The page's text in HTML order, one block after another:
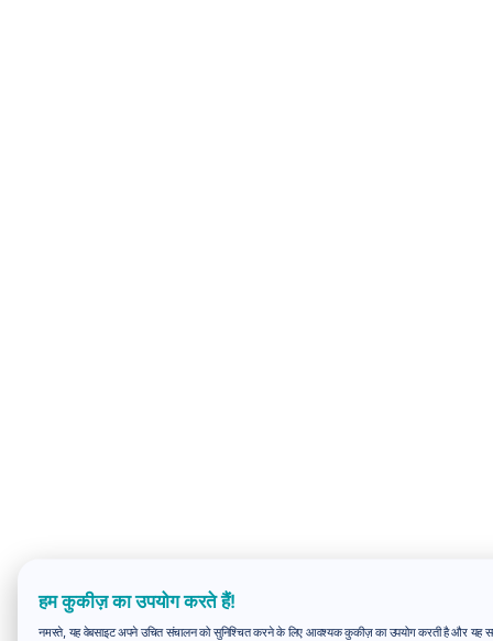
हम कुकीज़ का उपयोग करते हैं!
नमस्ते, यह वेबसाइट अपने उचित संचालन को सुनिश्चित करने के लिए आवश्यक कुकीज़ का उपयोग करती है और यह